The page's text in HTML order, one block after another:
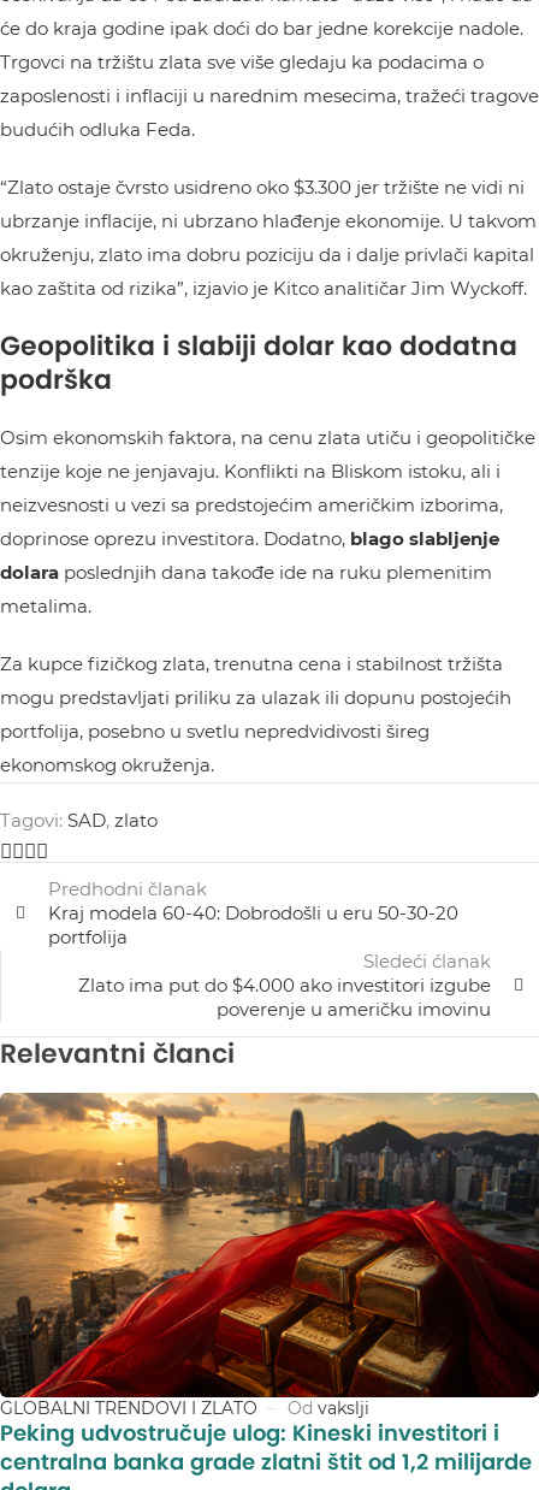
će do kraja godine ipak doći do bar jedne korekcije nadole.
Trgovci na tržištu zlata sve više gledaju ka podacima o
zaposlenosti i inflaciji u narednim mesecima, tražeći tragove
budućih odluka Feda.
“Zlato ostaje čvrsto usidreno oko $3.300 jer tržište ne vidi ni
ubrzanje inflacije, ni ubrzano hlađenje ekonomije. U takvom
okruženju, zlato ima dobru poziciju da i dalje privlači kapital
kao zaštita od rizika”, izjavio je Kitco analitičar Jim Wyckoff.
Geopolitika i slabiji dolar kao dodatna
podrška
Osim ekonomskih faktora, na cenu zlata utiču i geopolitičke
tenzije koje ne jenjavaju. Konflikti na Bliskom istoku, ali i
neizvesnosti u vezi sa predstojećim američkim izborima,
doprinose oprezu investitora. Dodatno, blago slabljenje
dolara poslednjih dana takođe ide na ruku plemenitim
metalima.
Za kupce fizičkog zlata, trenutna cena i stabilnost tržišta
mogu predstavljati priliku za ulazak ili dopunu postojećih
portfolija, posebno u svetlu nepredvidivosti šireg
ekonomskog okruženja.
Tagovi: SAD, zlato
Predhodni članak
Kraj modela 60-40: Dobrodošli u eru 50-30-20
portfolija
Sledeći ćlanak
Zlato ima put do $4.000 ako investitori izgube
poverenje u američku imovinu
Relevantni članci
GLOBALNI TRENDOVI I ZLATO Od vakslji
Peking udvostručuje ulog: Kineski investitori i
centralna banka grade zlatni štit od 1,2 milijarde